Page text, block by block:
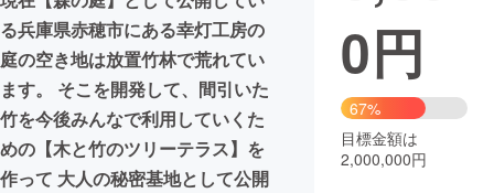
まちづくり・地域活性化
CAMPFIRE for Social Good
CAMPFIRE Creation
CAMPFIREふるさと納税machi-ya コミュニティ
る兵庫県赤穂市にある幸灯工房の
庭の空き地は放置竹林で荒れてい
ます。 そこを開発して、間引いた
竹を今後みんなで利用していくた
めの【木と竹のツリーテラス】を
作って 大人の秘密基地として公開
0円
67%
目標金額は
2,000,000円